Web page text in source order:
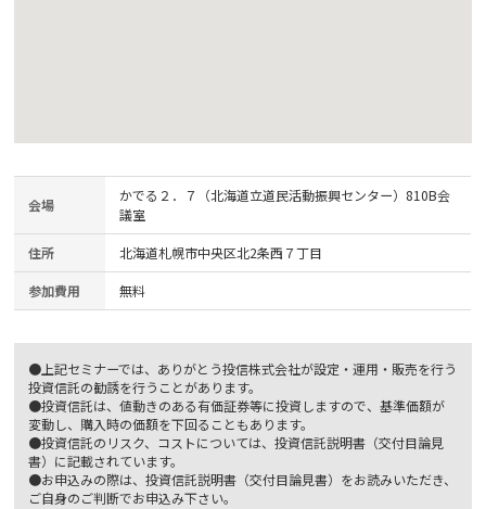
会場
かでる２．７（北海道立道民活動振興センター）810B会
議室
住所 北海道札幌市中央区北2条西７丁目
参加費用 無料
●上記セミナーでは、ありがとう投信株式会社が設定・運用・販売を行う
投資信託の勧誘を行うことがあります。
●投資信託は、値動きのある有価証券等に投資しますので、基準価額が
変動し、購入時の価額を下回ることもあります。
●投資信託のリスク、コストについては、投資信託説明書（交付目論見
書）に記載されています。
●お申込みの際は、投資信託説明書（交付目論見書）をお読みいただき、
ご自身のご判断でお申込み下さい。